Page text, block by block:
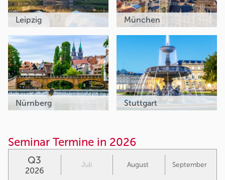
Leipzig München
Nürnberg Stuttgart
Seminar Termine in 2026
Q3
2026
Juli August September